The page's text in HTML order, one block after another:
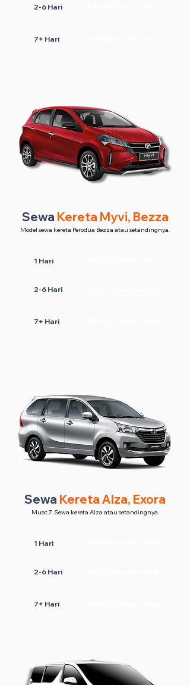
2-6 Hari
7+ Hari
Sewa Kereta Myvi, Bezza
Model sewa kereta Perodua Bezza atau setandingnya.
1 Hari
2-6 Hari
7+ Hari
Sewa Kereta Alza, Exora
Muat 7. Sewa kereta Alza atau setandingnya.
1 Hari
2-6 Hari
7+ Hari